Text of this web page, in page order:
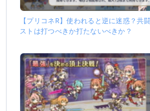
【プリコネR】使われると逆に迷惑？共
ストは打つべきか打たないべきか？